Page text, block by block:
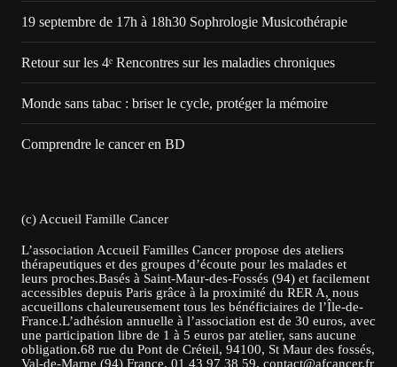
19 septembre de 17h à 18h30 Sophrologie Musicothérapie
Retour sur les 4ᵉ Rencontres sur les maladies chroniques
Monde sans tabac : briser le cycle, protéger la mémoire
Comprendre le cancer en BD
(c) Accueil Famille Cancer
L’association Accueil Familles Cancer propose des ateliers
thérapeutiques et des groupes d’écoute pour les malades et
leurs proches.Basés à Saint-Maur-des-Fossés (94) et facilement
accessibles depuis Paris grâce à la proximité du RER A, nous
accueillons chaleureusement tous les bénéficiaires de l’Île-de-
France.L’adhésion annuelle à l’association est de 30 euros, avec
une participation libre de 1 à 5 euros par atelier, sans aucune
obligation.68 rue du Pont de Créteil, 94100, St Maur des fossés,
Val-de-Marne (94) France. 01 43 97 38 59. contact@afcancer.fr